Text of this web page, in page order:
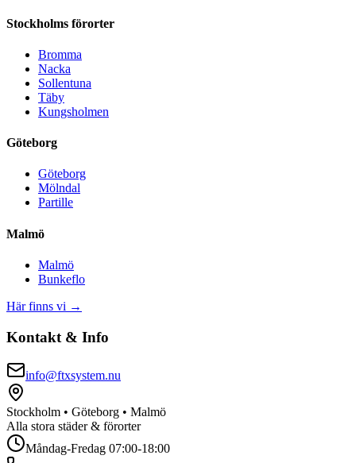
Stockholms förorter
Bromma
Nacka
Sollentuna
Täby
Kungsholmen
Göteborg
Göteborg
Mölndal
Partille
Malmö
Malmö
Bunkeflo
Här finns vi →
Kontakt & Info
info@ftxsystem.nu
Stockholm • Göteborg • Malmö
Alla stora städer & förorter
Måndag-Fredag 07:00-18:00